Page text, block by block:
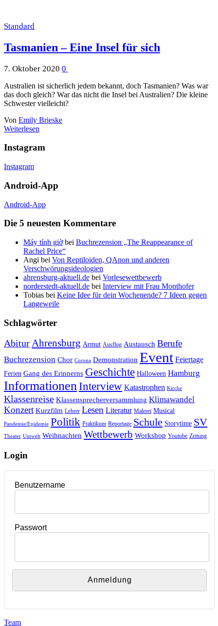
Standard
Tasmanien – Eine Insel für sich
7. Oktober 2020 0
Australien ist sicherlich jedem bekannt, doch Tasmanien? Was war
das doch gleich? War das nicht die Insel bei Australien? Die kleine
Schwester vielleicht?
Von Emily Brieske
Weiterlesen
Instagram
Instagram
Android-App
Android-App
Die 5 neuesten Kommentare
Máy tính giờbei Buchrezension „The Reappearance of
Rachel Price“
Angi bei Von Reptiloiden, QAnon und anderen
Verschwörungsideologien
ahrensburg-aktuell.de bei Vorlesewettbewerb
norderstedt-aktuell.de bei Interview mit Frau Monthofer
Tobias bei Keine Idee für dein Wochenende? 7 Ideen gegen
Langeweile
Schlagwörter
AbiturAhrensburg Armut Ausflug Austausch Berufe
Buchrezension Chor Corona Demonstration Event Feiertage
Ferien Gang des Erinnerns Geschichte Halloween Hamburg
InformationenInterview Katastrophen Kirche
Klassenreise Klassensprecherversammlung Klimawandel
Konzert Kurzfilm Lehrer Lesen Literatur Malerei Musical
Pandemie/Epidemie Politik Praktikum Reportage Schule Storytime SV
Theater Umwelt Weihnachten Wettbewerb Workshop Youtube Zeitung
Login
Benutzername
Passwort
Team